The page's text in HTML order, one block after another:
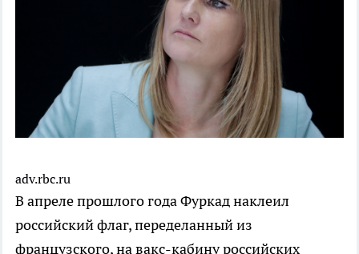
adv.rbc.ru
В апреле прошлого года Фуркад наклеил
российский флаг, переделанный из
французского, на вакс-кабину российских